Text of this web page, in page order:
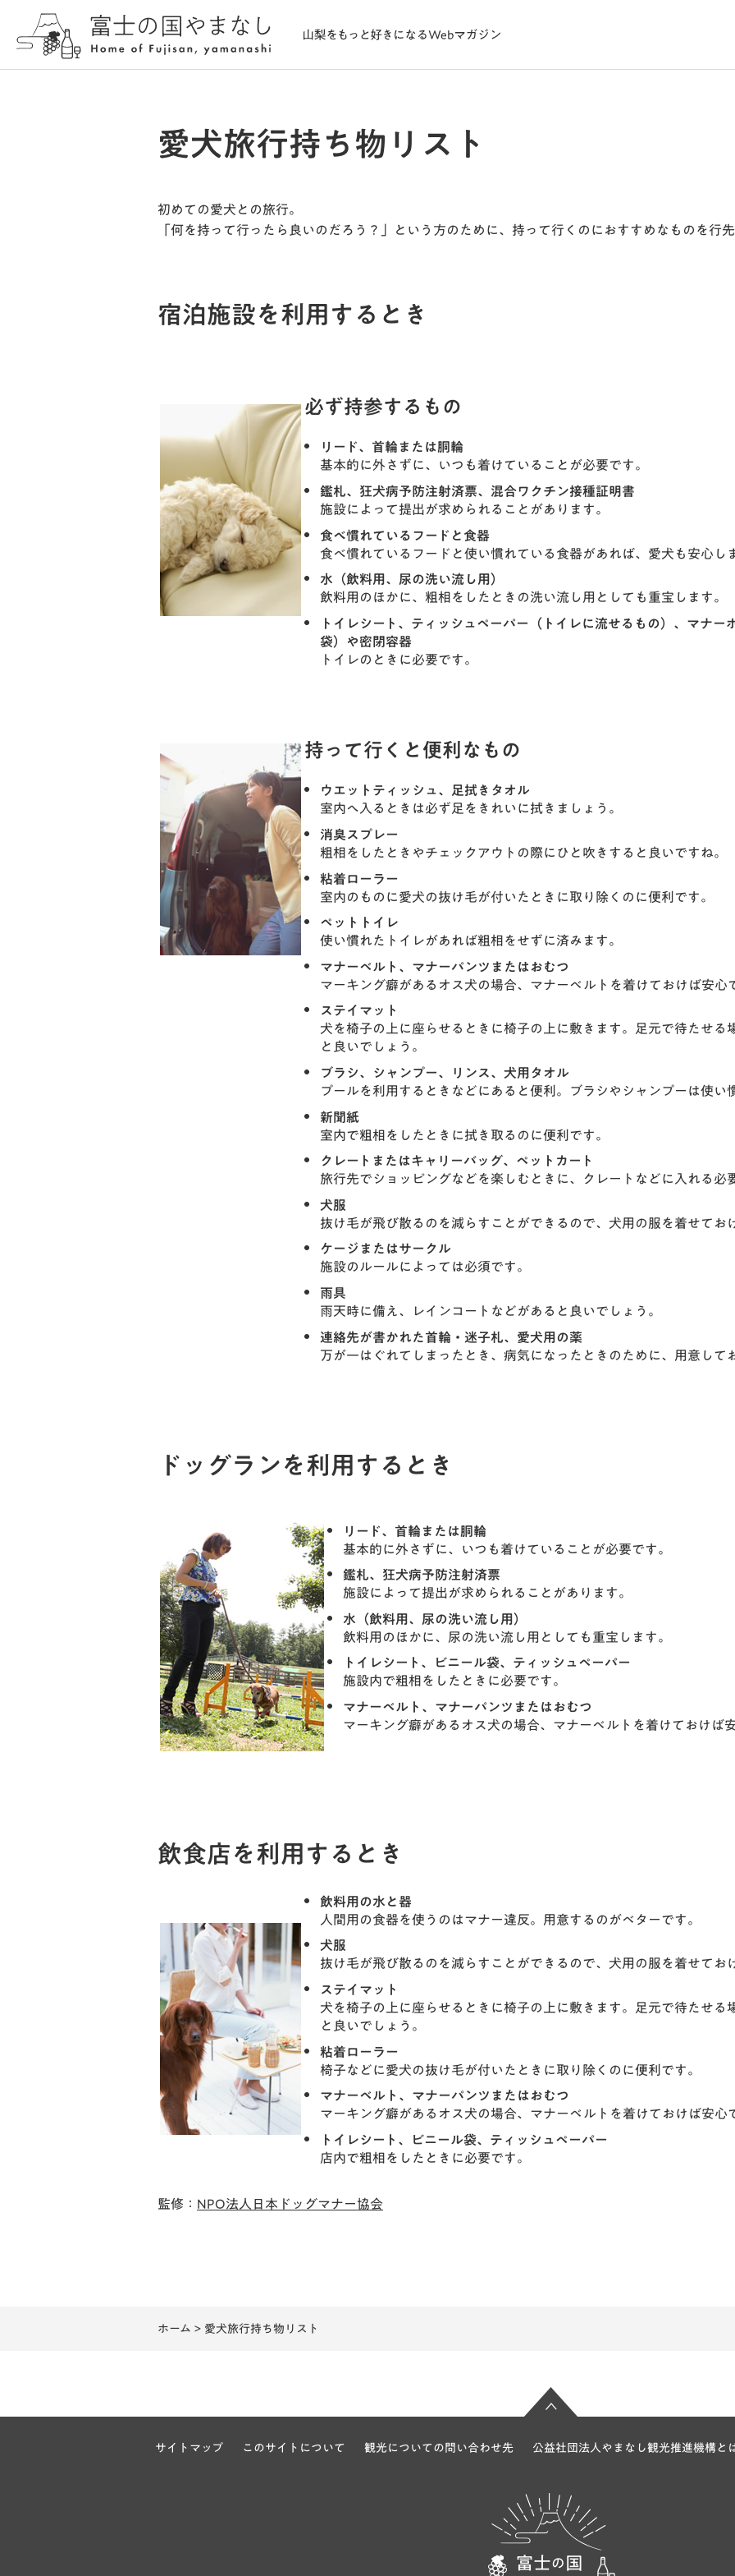
愛犬旅行持ち物リスト
初めての愛犬との旅行。
「何を持って行ったら良いのだろう？」という方のために、持って行くのにおすすめなものを行
宿泊施設を利用するとき
必ず持参するもの
リード、首輪または胴輪
基本的に外さずに、いつも着けていることが必要です。
鑑札、狂犬病予防注射済票、混合ワクチン接種証明書
施設によって提出が求められることがあります。
食べ慣れているフードと食器
食べ慣れているフードと使い慣れている食器があれば、愛犬も安心し
水（飲料用、尿の洗い流し用）
飲料用のほかに、粗相をしたときの洗い流し用としても重宝します。
トイレシート、ティッシュペーパー（トイレに流せるもの）、マナー
袋）や密閉容器
トイレのときに必要です。
持って行くと便利なもの
ウエットティッシュ、足拭きタオル
室内へ入るときは必ず足をきれいに拭きましょう。
消臭スプレー
粗相をしたときやチェックアウトの際にひと吹きすると良いですね。
粘着ローラー
室内のものに愛犬の抜け毛が付いたときに取り除くのに便利です。
ペットトイレ
使い慣れたトイレがあれば粗相をせずに済みます。
マナーベルト、マナーパンツまたはおむつ
マーキング癖があるオス犬の場合、マナーベルトを着けておけば安心
ステイマット
犬を椅子の上に座らせるときに椅子の上に敷きます。足元で待たせる
と良いでしょう。
ブラシ、シャンプー、リンス、犬用タオル
プールを利用するときなどにあると便利。ブラシやシャンプーは使い
新聞紙
室内で粗相をしたときに拭き取るのに便利です。
クレートまたはキャリーバッグ、ペットカート
旅行先でショッピングなどを楽しむときに、クレートなどに入れる必
犬服
抜け毛が飛び散るのを減らすことができるので、犬用の服を着せてお
ケージまたはサークル
施設のルールによっては必須です。
雨具
雨天時に備え、レインコートなどがあると良いでしょう。
連絡先が書かれた首輪・迷子札、愛犬用の薬
万が一はぐれてしまったとき、病気になったときのために、用意して
ドッグランを利用するとき
リード、首輪または胴輪
基本的に外さずに、いつも着けていることが必要です。
鑑札、狂犬病予防注射済票
施設によって提出が求められることがあります。
水（飲料用、尿の洗い流し用）
飲料用のほかに、尿の洗い流し用としても重宝します。
トイレシート、ビニール袋、ティッシュペーパー
施設内で粗相をしたときに必要です。
マナーベルト、マナーパンツまたはおむつ
マーキング癖があるオス犬の場合、マナーベルトを着けておけば安
飲食店を利用するとき
飲料用の水と器
人間用の食器を使うのはマナー違反。用意するのがベターです。
犬服
抜け毛が飛び散るのを減らすことができるので、犬用の服を着せてお
ステイマット
犬を椅子の上に座らせるときに椅子の上に敷きます。足元で待たせる
と良いでしょう。
粘着ローラー
椅子などに愛犬の抜け毛が付いたときに取り除くのに便利です。
マナーベルト、マナーパンツまたはおむつ
マーキング癖があるオス犬の場合、マナーベルトを着けておけば安心
トイレシート、ビニール袋、ティッシュペーパー
店内で粗相をしたときに必要です。
監修： NPO法人日本ドッグマナー協会
ホーム > 愛犬旅行持ち物リスト
サイトマップ このサイトについて 観光についての問い合わせ先 公益社団法人やまなし観光推進機構と
富士の国やま
なし